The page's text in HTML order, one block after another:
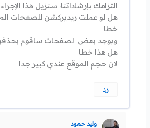
التزامك بإرشاداتنا، سنزيل هذا
هل لو عملت ريديركشن للصفحات
خطا
ويوجد بعض الصفحات ساقوم
هل هذا خطا
لان حجم الموقع عندي كبير جدا
رد
وليد حمود